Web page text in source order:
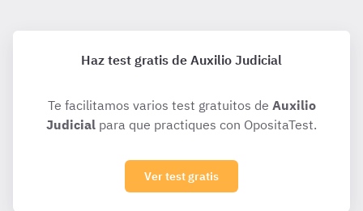
Haz test gratis de Auxilio Judicial
Te facilitamos varios test gratuitos de Auxilio
Judicial para que practiques con OpositaTest.
Ver test gratis